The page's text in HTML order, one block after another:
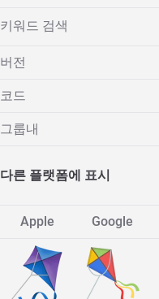
키워드 검색
버전
코드
그룹내
다른 플랫폼에 표시
Apple Google